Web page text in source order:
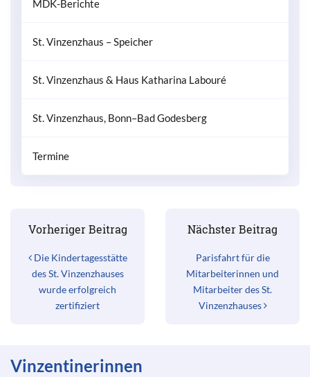
MDK-Berichte
St. Vinzenzhaus – Speicher
St. Vinzenzhaus & Haus Katharina Labouré
St. Vinzenzhaus, Bonn–Bad Godesberg
Termine
Vorheriger Beitrag
Die Kindertagesstätte
des St. Vinzenzhauses
wurde erfolgreich
zertifiziert
Nächster Beitrag
Parisfahrt für die
Mitarbeiterinnen und
Mitarbeiter des St.
Vinzenzhauses
Vinzentinerinnen